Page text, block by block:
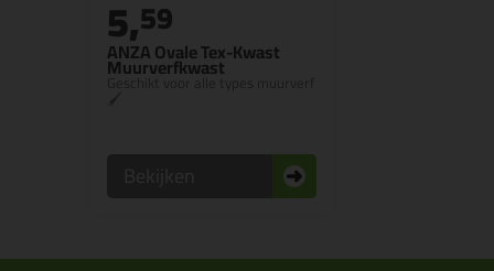
ANZA Ovale Tex-Kwast
Muurverfkwast
Geschikt voor alle types muurverf
5,59